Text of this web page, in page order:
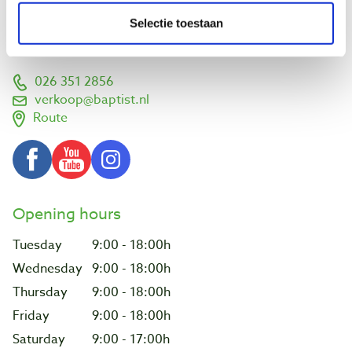
Selectie toestaan
Netherlands
026 351 2856
verkoop@baptist.nl
Route
Opening hours
Tuesday
9:00 - 18:00h
Wednesday 9:00 - 18:00h
Thursday
9:00 - 18:00h
Friday
9:00 - 18:00h
Saturday
9:00 - 17:00h